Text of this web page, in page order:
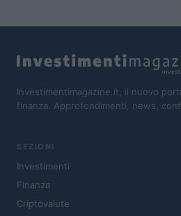
Investimentimagazine.it, il nuovo
finanza. Approfondimenti, news,
SEZIONI
Investimenti
Finanza
Criptovalute